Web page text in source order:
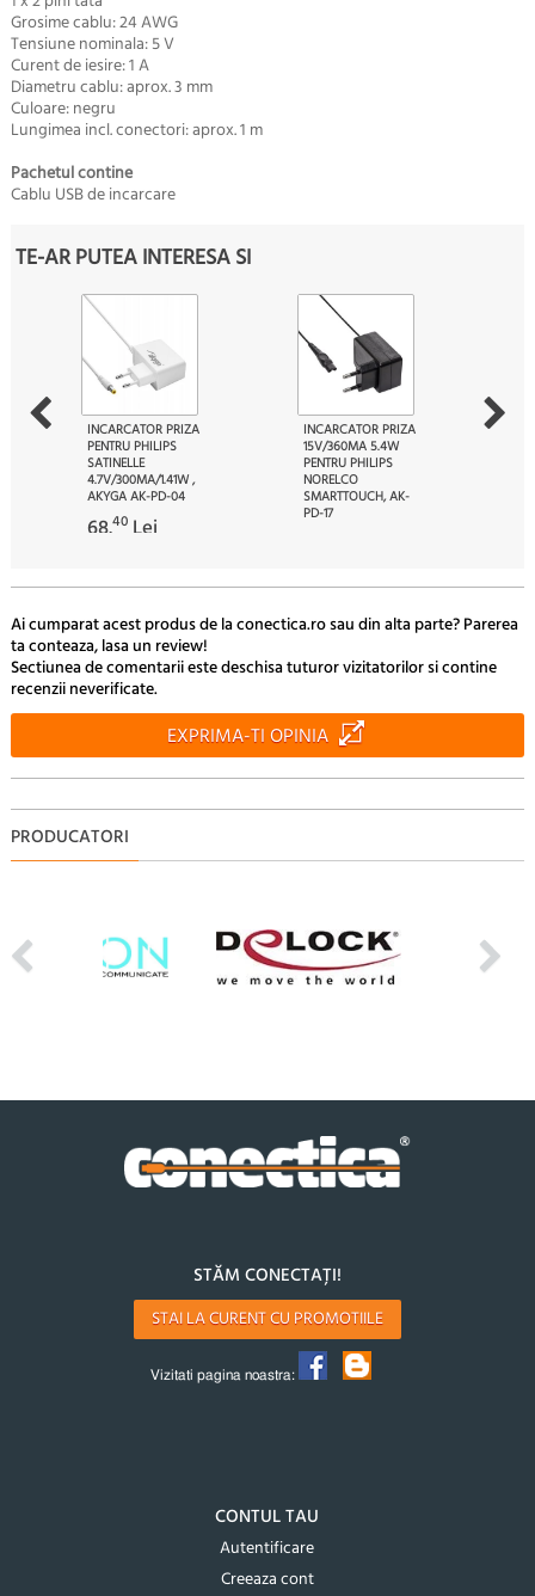
Grosime cablu: 24 AWG
Tensiune nominala: 5 V
Curent de iesire: 1 A
Diametru cablu: aprox. 3 mm
Culoare: negru
Lungimea incl. conectori: aprox. 1 m
Pachetul contine
Cablu USB de incarcare
TE-AR PUTEA INTERESA SI
INCARCATOR PRIZA
PENTRU PHILIPS
SATINELLE
4.7V/300MA/1.41W ,
AKYGA AK-PD-04
68.40 Lei
INCARCATOR PRIZA
15V/360MA 5.4W
PENTRU PHILIPS
NORELCO
SMARTTOUCH, AK-
PD-17
Ai cumparat acest produs de la conectica.ro sau din alta parte? Parerea
ta conteaza, lasa un review!
Sectiunea de comentarii este deschisa tuturor vizitatorilor si contine
recenzii neverificate.
EXPRIMA-TI OPINIA
PRODUCATORI
STĂM CONECTAȚI!
STAI LA CURENT CU PROMOTIILE
Vizitati pagina noastra:
CONTUL TAU
Autentificare
Creeaza cont